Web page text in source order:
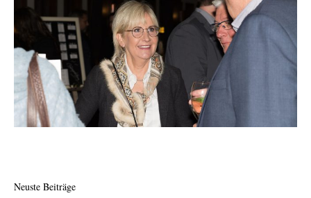
Neuste Beiträge